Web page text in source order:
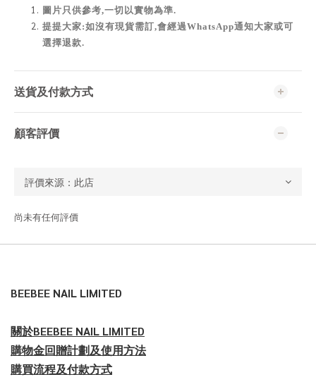
圖片只供參考,一切以實物為準.
提提大家:如沒有現貨需訂,會經過WhatsApp通知大家或可
選擇退款.
送貨及付款方式
顧客評價
尚未有任何評價
BEEBEE NAIL LIMITED
關於BEEBEE NAIL LIMITED
購物金回贈計劃及使用方法
購買流程及付款方式